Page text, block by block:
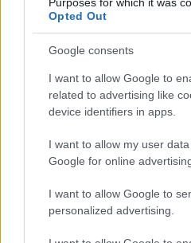
Opted Out
Google consents
I want to allow Google to
related to advertising like
device identifiers in apps.
I want to allow my user
Google for online
I want to allow Google to
personalized advertising.
KÁNIKULA 2026 -
MÁSODFOKÚ RIASZTÁS
A július vége óta tartó
a tartós meleg miatt továbbra is